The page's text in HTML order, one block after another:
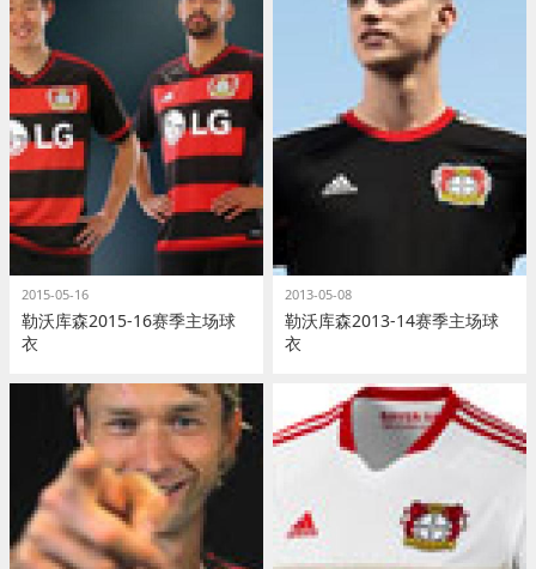
2015-05-16
勒沃库森2015-16赛季主场球
衣
2013-05-08
勒沃库森2013-14赛季主场球
衣